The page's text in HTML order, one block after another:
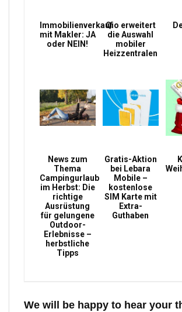
Immobilienverkauf
mit Makler: JA
oder NEIN!
Qio erweitert
die Auswahl
mobiler
Heizzentralen
News zum
Thema
Campingurlaub
im Herbst: Die
richtige
Ausrüstung
für gelungene
Outdoor-
Erlebnisse –
herbstliche
Tipps
Gratis-Aktion
bei Lebara
Mobile –
kostenlose
SIM Karte mit
Extra-
Guthaben
We will be happy to hear your